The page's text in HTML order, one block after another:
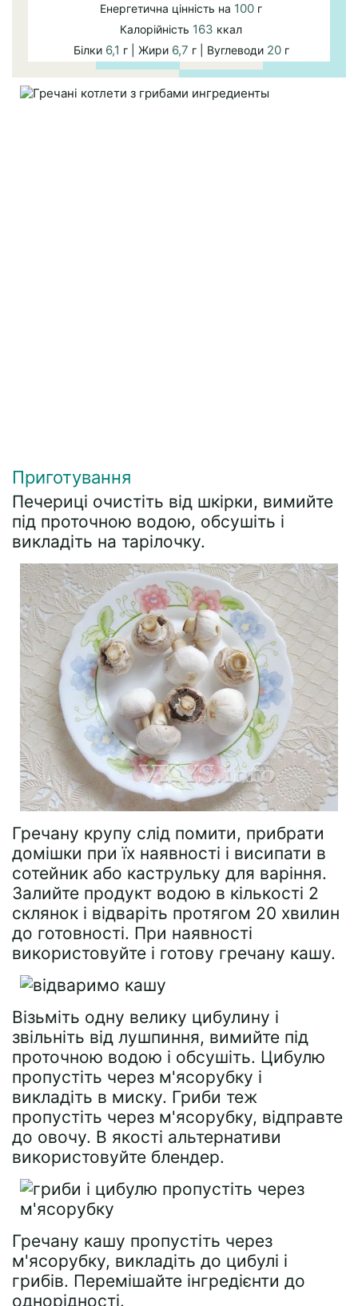
Енергетична цінність на 100 г
Калорійність 163 ккал
Білки 6,1 г | Жири 6,7 г | Вуглеводи 20г
Приготування
Печериці очистіть від шкірки, вимийте
під проточною водою, обсушіть і
викладіть на тарілочку.
Гречану крупу слід помити, прибрати
домішки при їх наявності і висипати в
сотейник або каструльку для варіння.
Залийте продукт водою в кількості 2
склянок і відваріть протягом 20 хвилин
до готовності. При наявності
використовуйте і готову гречану кашу.
Візьміть одну велику цибулину і
звільніть від лушпиння, вимийте під
проточною водою і обсушіть. Цибулю
пропустіть через м'ясорубку і
викладіть в миску. Гриби теж
пропустіть через м'ясорубку, відправте
до овочу. В якості альтернативи
використовуйте блендер.
Гречану кашу пропустіть через
м'ясорубку, викладіть до цибулі і
грибів. Перемішайте інгредієнти до
однорідності.